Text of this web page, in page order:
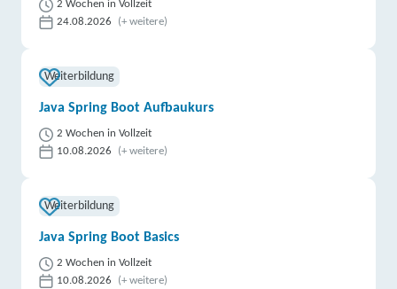
2 Wochen in Vollzeit
24.08.2026
(+ weitere)
Weiterbildung
Java Spring Boot Aufbaukurs
2 Wochen in Vollzeit
10.08.2026
(+ weitere)
Weiterbildung
Java Spring Boot Basics
2 Wochen in Vollzeit
10.08.2026
(+ weitere)